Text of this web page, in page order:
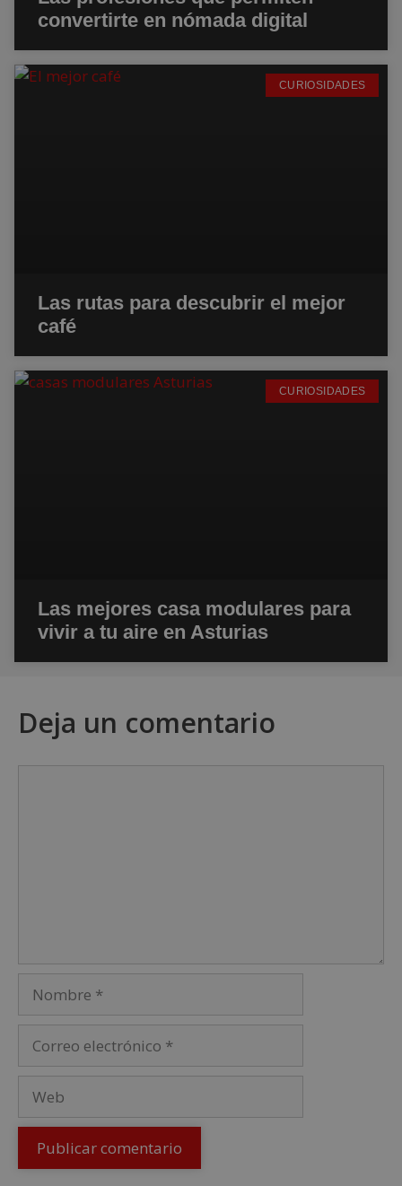
convertirte en nómada digital
CURIOSIDADES
Las rutas para descubrir el mejor
café
CURIOSIDADES
Las mejores casa modulares para
vivir a tu aire en Asturias
Deja un comentario